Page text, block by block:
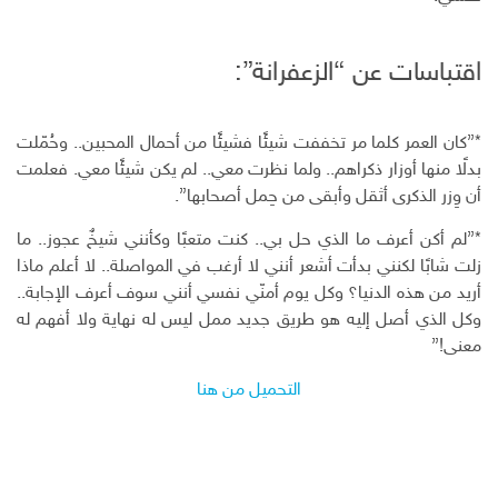
اقتباسات عن “الزعفرانة”:
*”كان العمر كلما مر تخففت شيئًا فشيئًا من أحمال المحبين.. وحُمّلت
بدلًا منها أوزار ذكراهم.. ولما نظرت معي.. لم يكن شيئًا معي. فعلمت
أن وِزر الذكرى أثقل وأبقى من حِمل أصحابها”.
*”لم أكن أعرف ما الذي حل بي.. كنت متعبًا وكأنني شيخٌ عجوز.. ما
زلت شابًا لكنني بدأت أشعر أنني لا أرغب في المواصلة.. لا أعلم ماذا
أريد من هذه الدنيا؟ وكل يوم أمنّي نفسي أنني سوف أعرف الإجابة..
وكل الذي أصل إليه هو طريق جديد ممل ليس له نهاية ولا أفهم له
معنى!”
التحميل من هنا